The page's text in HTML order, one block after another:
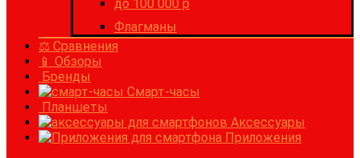
до 100 000 р
Флагманы
⚖ Сравнения
📱 Обзоры
Бренды
Смарт-часы
Планшеты
Аксессуары
Приложения